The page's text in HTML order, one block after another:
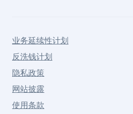
业务延续性计划
反洗钱计划
隐私政策
网站披露
使用条款